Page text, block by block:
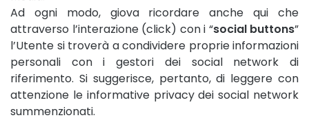
Ad ogni modo, giova ricordare anche qui che
attraverso l’interazione (click) con i “social buttons”
l’Utente si troverà a condividere proprie informazioni
personali con i gestori dei social network di
riferimento. Si suggerisce, pertanto, di leggere con
attenzione le informative privacy dei social network
summenzionati.